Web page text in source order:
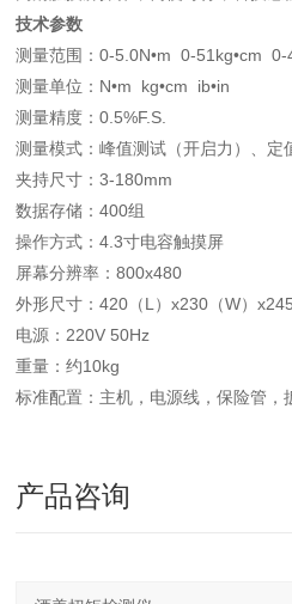
技术参数
测量范围：0-5.0N•m 0-51kg•cm 0-
测量单位：N•m kg•cm ib•in
测量精度：0.5%F.S.
测量模式：峰值测试（开启力）、定
夹持尺寸：3-180mm
数据存储：400组
操作方式：4.3寸电容触摸屏
屏幕分辨率：800x480
外形尺寸：420（L）x230（W）
电源：220V 50Hz
重量：约10kg
标准配置：主机，电源线，保险管，
产品咨询